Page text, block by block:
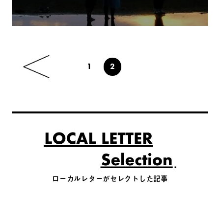
1 2
ローカルレターがセレクトした記事